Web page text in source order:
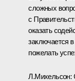
сложных
с
оказать
заключается
пожелать
Л.Михельсон: